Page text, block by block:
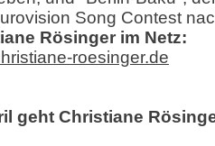
Song Contest
Rösinger im Netz:
roesinger.de
geht Christiane